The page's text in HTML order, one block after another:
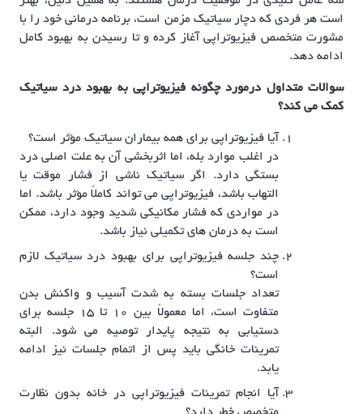
است هر فردی که دچار سیاتیک مزمن است، برنامه درمانی خود را با
مشورت متخصص فیزیوتراپی آغاز کرده و تا رسیدن به بهبود کامل
ادامه دهد.
سوالات متداول درمورد چگونه فیزیوتراپی به بهبود درد سیاتیک
کمک می‌ کند؟
آیا فیزیوتراپی برای همه بیماران سیاتیک مؤثر است؟
در اغلب موارد بله، اما اثربخشی آن به علت اصلی درد
بستگی دارد. اگر سیاتیک ناشی از فشار موقت یا
التهاب باشد، فیزیوتراپی می تواند کاملاً مؤثر باشد. اما
در مواردی که فشار مکانیکی شدید وجود دارد، ممکن
است به درمان های تکمیلی نیاز باشد.
چند جلسه فیزیوتراپی برای بهبود درد سیاتیک لازم
است؟
تعداد جلسات بسته به شدت آسیب و واکنش بدن
متفاوت است، اما معمولاً بین ۱۰ تا ۱۵ جلسه برای
دستیابی به نتیجه پایدار توصیه می شود. البته
تمرینات خانگی باید پس از اتمام جلسات نیز ادامه
یابد.
آیا انجام تمرینات فیزیوتراپی در خانه بدون نظارت